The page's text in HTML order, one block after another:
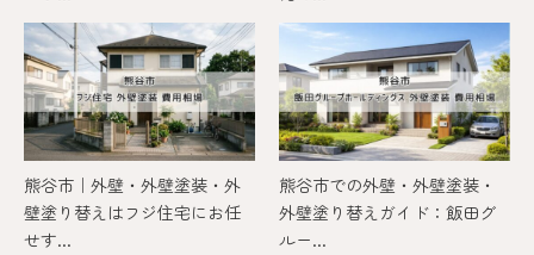
熊谷市｜外壁・外壁塗装・外
壁塗り替えはフジ住宅にお任
せす...
熊谷市での外壁・外壁塗装・
外壁塗り替えガイド：飯田グ
ルー...